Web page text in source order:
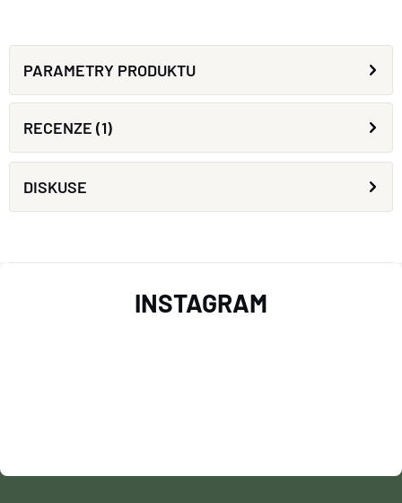
PARAMETRY PRODUKTU
RECENZE (1)
DISKUSE
T
INSTAGRAM